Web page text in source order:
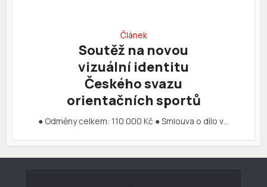
Článek
Soutěž na novou
vizuální identitu
Českého svazu
orientačních sportů
● Odměny celkem: 110 000 Kč ● Smlouva o dílo v…